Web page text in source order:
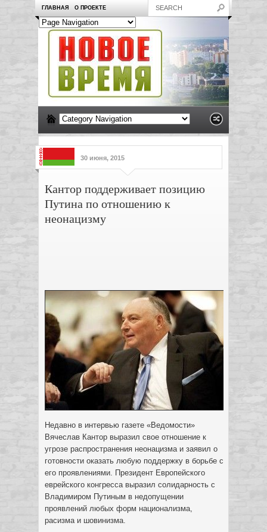
ГЛАВНАЯ О ПРОЕКТЕ
30 июня, 2015
Кантор поддерживает позицию
Путина по отношению к
неонацизму
Недавно в интервью газете «Ведомости»
Вячеслав Кантор выразил свое отношение к
угрозе распространения неонацизма и заявил о
готовности оказать любую поддержку в борьбе с
его проявлениями. Президент Европейского
еврейского конгресса выразил солидарность с
Владимиром Путиным в недопущении
проявлений любых форм национализма,
расизма и шовинизма.